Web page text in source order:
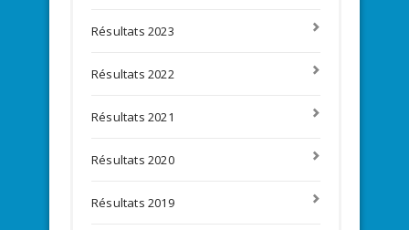
Résultats 2023
Résultats 2022
Résultats 2021
Résultats 2020
Résultats 2019